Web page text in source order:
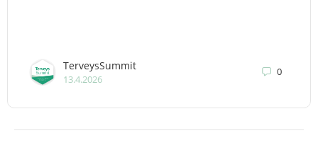
TerveysSummit
13.4.2026
0